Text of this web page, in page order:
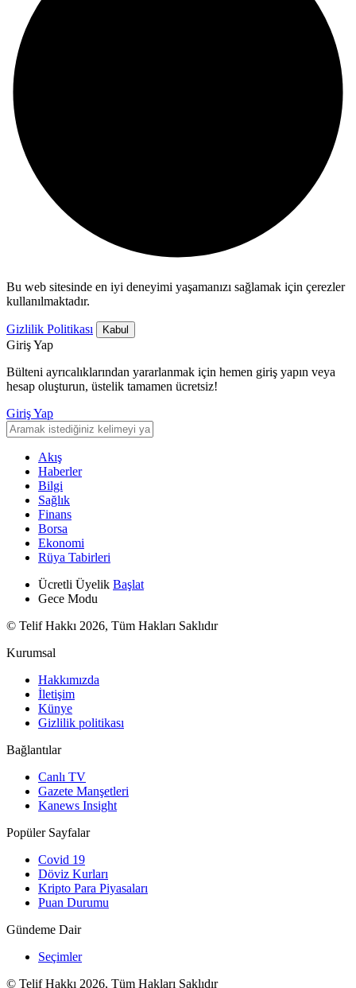
Bu web sitesinde en iyi deneyimi yaşamanızı sağlamak için çerezler
kullanılmaktadır.
Gizlilik Politikası Kabul
Giriş Yap
Bülteni ayrıcalıklarından yararlanmak için hemen giriş yapın veya
hesap oluşturun, üstelik tamamen ücretsiz!
Giriş Yap
Akış
Haberler
Bilgi
Sağlık
Finans
Borsa
Ekonomi
Rüya Tabirleri
Ücretli Üyelik Başlat
Gece Modu
© Telif Hakkı 2026, Tüm Hakları Saklıdır
Kurumsal
Hakkımızda
İletişim
Künye
Gizlilik politikası
Bağlantılar
Canlı TV
Gazete Manşetleri
Kanews Insight
Popüler Sayfalar
Covid 19
Döviz Kurları
Kripto Para Piyasaları
Puan Durumu
Gündeme Dair
Seçimler
© Telif Hakkı 2026, Tüm Hakları Saklıdır